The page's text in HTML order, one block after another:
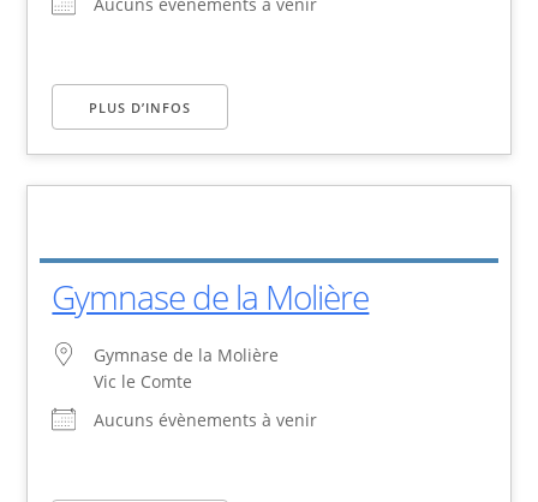
PLUS D’INFOS
Gymnase de la Molière
Gymnase de la Molière
Vic le Comte
Aucuns évènements à venir